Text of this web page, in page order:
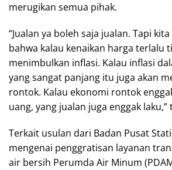
merugikan semua pihak.
“Jualan ya boleh saja jualan. Tapi
bahwa kalau kenaikan harga terlalu
menimbulkan inflasi. Kalau inflasi
yang sangat panjang itu juga akan
rontok. Kalau ekonomi rontok
uang, yang jualan juga enggak laku,”
Terkait usulan dari Badan Pusat
mengenai penggratisan layanan
air bersih Perumda Air Minum